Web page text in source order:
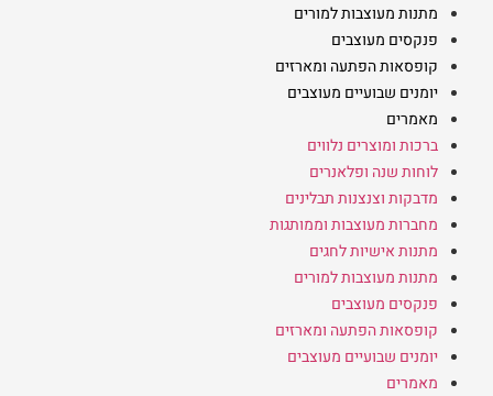
מתנות מעוצבות למורים
פנקסים מעוצבים
קופסאות הפתעה ומארזים
יומנים שבועיים מעוצבים
מאמרים
ברכות ומוצרים נלווים
לוחות שנה ופלאנרים
מדבקות וצנצנות תבלינים
מחברות מעוצבות וממותגות
מתנות אישיות לחגים
מתנות מעוצבות למורים
פנקסים מעוצבים
קופסאות הפתעה ומארזים
יומנים שבועיים מעוצבים
מאמרים